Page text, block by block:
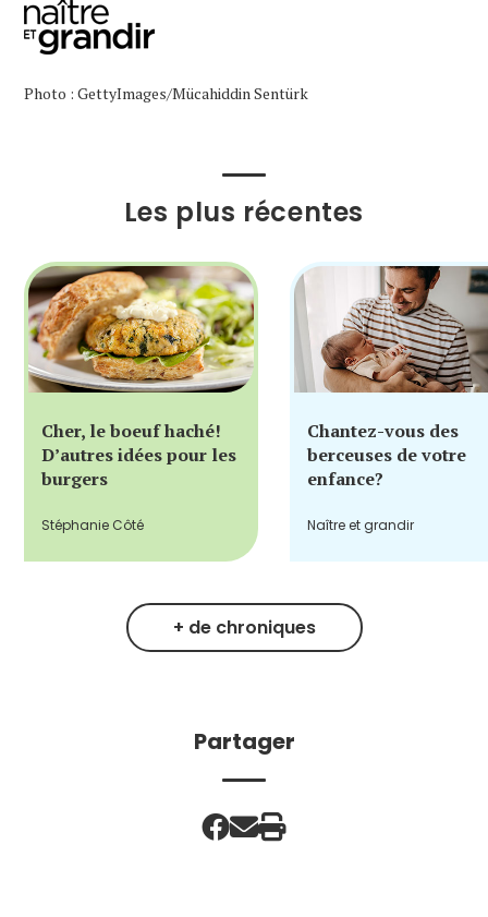
Photo : GettyImages/Mücahiddin Sentürk
Les plus récentes
Cher, le boeuf haché!
D’autres idées pour les
burgers
Stéphanie Côté
Chantez-vous des
berceuses de votre
enfance?
Naître et grandir
+ de chroniques
Partager